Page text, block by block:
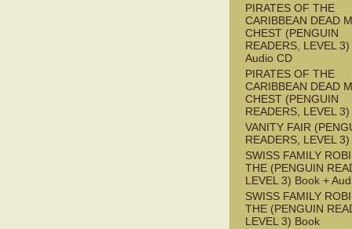
PIRATES OF THE
CARIBBEAN DEAD
CHEST (PENGUIN
READERS, LEVEL
Audio CD
PIRATES OF THE
CARIBBEAN DEAD
CHEST (PENGUIN
READERS, LEVEL
VANITY FAIR
READERS, LEVEL
SWISS FAMILY
THE (PENGUIN
LEVEL 3) Book +
SWISS FAMILY
THE (PENGUIN
LEVEL 3) Book